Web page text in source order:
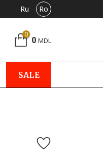
Ru Ro
0 0 MDL
SALE